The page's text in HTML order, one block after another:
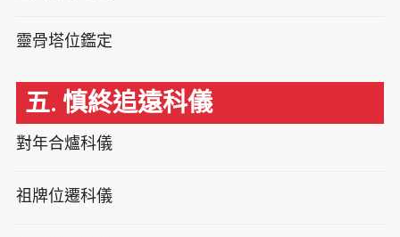
靈骨塔位鑑定
五. 慎終追遠科儀
對年合爐科儀
祖牌位遷科儀